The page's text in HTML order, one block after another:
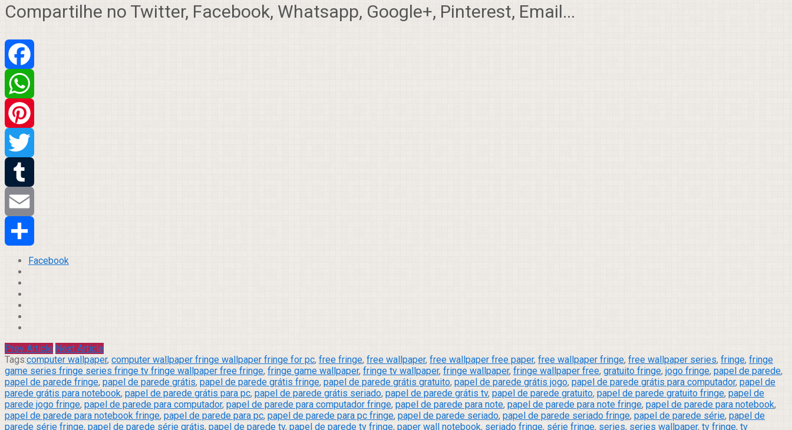
Compartilhe no Twitter, Facebook, Whatsapp, Google+, Pinterest, Email...
Facebook
WhatsApp
Pinterest
Twitter
Tumblr
Email
Compartilhar
Facebook
Prev Article Next Article
Tags:computer wallpaper, computer wallpaper fringe wallpaper fringe for pc, free fringe, free wallpaper, free wallpaper free paper, free wallpaper fringe, free wallpaper series, fringe, fringe
game series fringe series fringe tv fringe wallpaper free fringe, fringe game wallpaper, fringe tv wallpaper, fringe wallpaper, fringe wallpaper free, gratuito fringe, jogo fringe, papel de parede,
papel de parede fringe, papel de parede grátis, papel de parede grátis fringe, papel de parede grátis gratuito, papel de parede grátis jogo, papel de parede grátis para computador, papel de
parede grátis para notebook, papel de parede grátis para pc, papel de parede grátis seriado, papel de parede grátis tv, papel de parede gratuito, papel de parede gratuito fringe, papel de
parede jogo fringe, papel de parede para computador, papel de parede para computador fringe, papel de parede para note, papel de parede para note fringe, papel de parede para notebook,
papel de parede para notebook fringe, papel de parede para pc, papel de parede para pc fringe, papel de parede seriado, papel de parede seriado fringe, papel de parede série, papel de
parede série fringe, papel de parede série grátis, papel de parede tv, papel de parede tv fringe, paper wall notebook, seriado fringe, série fringe, series, series wallpaper, tv fringe, tv